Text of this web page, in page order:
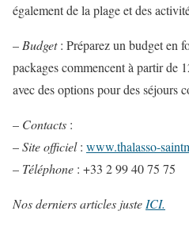
également de la plage et des
– Budget: Préparez un budget en
packages commencent à partir de
avec des options pour des séjours
– Contacts :
–Site officiel: www.thalasso-
– Téléphone : +33 2 99 40 75 75
Nos derniers articles juste ICI.